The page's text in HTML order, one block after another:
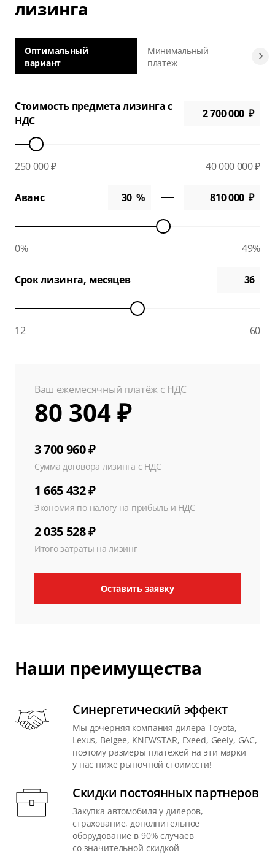
лизинга
Оптимальный
вариант
Минимальный
платеж
Стоимость предмета лизинга с
НДС
250 000 ₽ 40 000 000 ₽
Аванс
0% 49%
Срок лизинга, месяцев
12 60
Ваш ежемесячный платёж с НДС
80 304 ₽
3 700 960 ₽
Сумма договора лизинга с НДС
1 665 432 ₽
Экономия по налогу на прибыль и НДС
2 035 528 ₽
Итого затраты на лизинг
Оставить заявку
Наши преимущества
Синергетический эффект
Мы дочерняя компания дилера Toyota,
Lexus, Belgee, KNEWSTAR, Exeed, Geely, GAC,
поэтому размеры платежей на эти марки
у нас ниже рыночной стоимости!
Скидки постоянных партнеров
Закупка автомобиля у дилеров,
страхование, дополнительное
оборудование в 90% случаев
со значительной скидкой